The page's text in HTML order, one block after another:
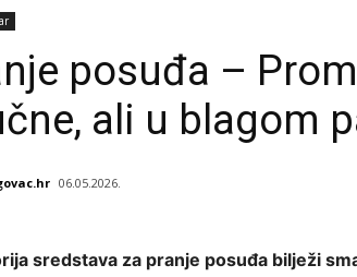
posuđa –
ali u blagom
06.05.2026.
sredstava za pranje posuđa bilježi